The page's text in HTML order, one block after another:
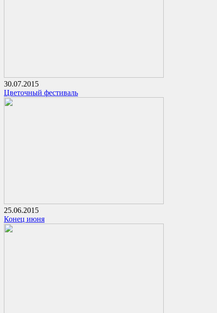
30.07.2015
Цветочный фестиваль
25.06.2015
Конец июня